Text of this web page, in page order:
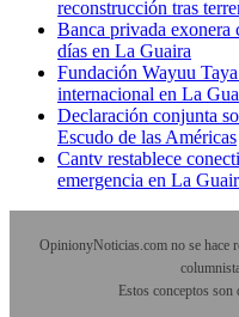
reconstrucción tras
Banca privada exonera
días en La Guaira
Fundación Wayuu
internacional en La
Declaración conjunta
Escudo de las Américas
Cantv restablece
emergencia en La
OpinionyNoticias.com no se hace
Estos conceptos son